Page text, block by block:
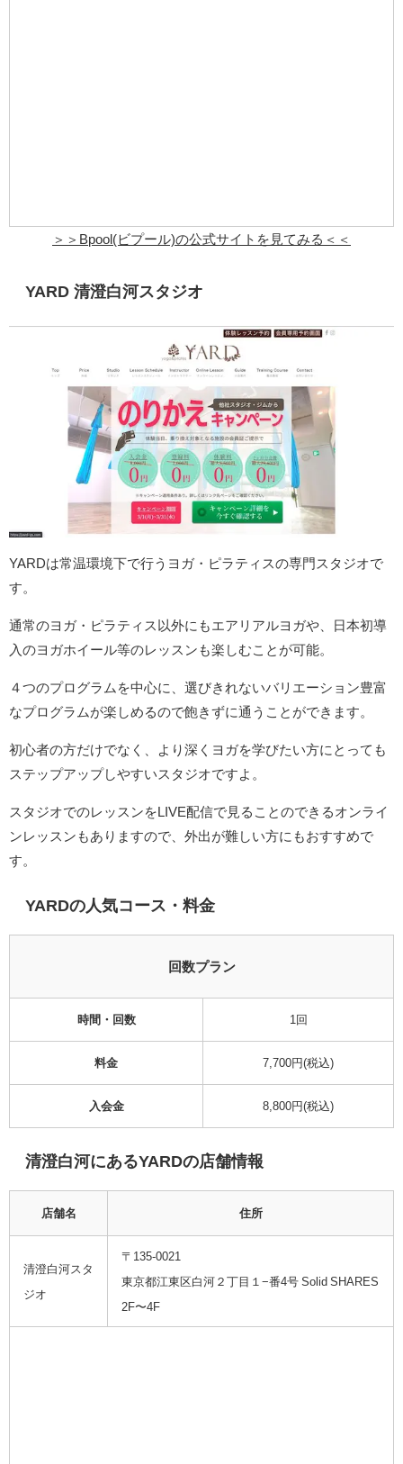
＞＞ Bpool(ビプール)の公式サイトを見てみる＜＜
YARD 清澄白河スタジオ
YARDは常温環境下で行うヨガ・ピラティスの専門スタジオで
す。
通常のヨガ・ピラティス以外にもエアリアルヨガや、日本初導
入のヨガホイール等のレッスンも楽しむことが可能。
４つのプログラムを中心に、選びきれないバリエーション豊富
なプログラムが楽しめるので飽きずに通うことができます。
初心者の方だけでなく、より深くヨガを学びたい方にとっても
ステップアップしやすいスタジオですよ。
スタジオでのレッスンをLIVE配信で見ることのできるオンライ
ンレッスンもありますので、外出が難しい方にもおすすめで
す。
YARDの人気コース・料金
回数プラン
時間・回数 1回
料金 7,700円(税込)
入会金 8,800円(税込)
清澄白河にあるYARDの店舗情報
店舗名 住所
清澄白河スタ
ジオ
〒135-0021
東京都江東区白河２丁目１−番4号 Solid SHARES
2F〜4F